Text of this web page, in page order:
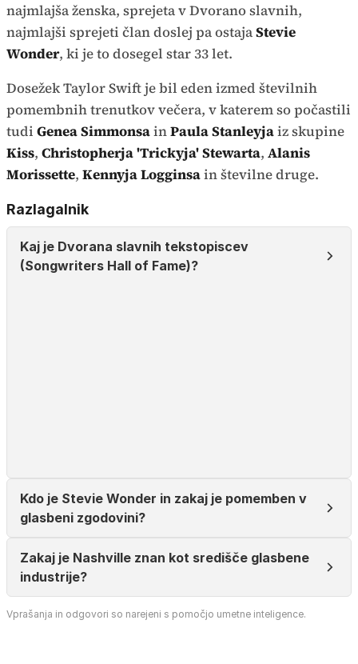
najmlajša ženska, sprejeta v Dvorano slavnih,
najmlajši sprejeti član doslej pa ostajaStevie
Wonder, ki je to dosegel star 33 let.
Dosežek Taylor Swift je bil eden izmed številnih
pomembnih trenutkov večera, v katerem so počastili
tudi Genea SimmonsainPaula Stanleyjaiz skupine
Kiss, Christopherja 'Trickyja' Stewarta, Alanis
Morissette, Kennyja Logginsain številne druge.
Razlagalnik
Kaj je Dvorana slavnih tekstopiscev
(Songwriters Hall of Fame)?
Kdo je Stevie Wonder in zakaj je pomemben v
glasbeni zgodovini?
Zakaj je Nashville znan kot središče glasbene
industrije?
Vprašanja in odgovori so narejeni s pomočjo umetne inteligence.